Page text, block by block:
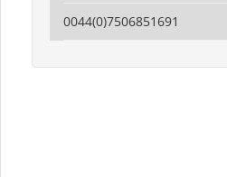
0044(0)7506851691